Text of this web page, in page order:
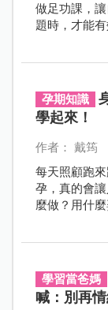
做足功課，
題時，才能
孕期知識
學起來！
作者： 戴筠
每天照顧跑
孕，真的會
麼做？用什
學習當爸媽
喊：別再